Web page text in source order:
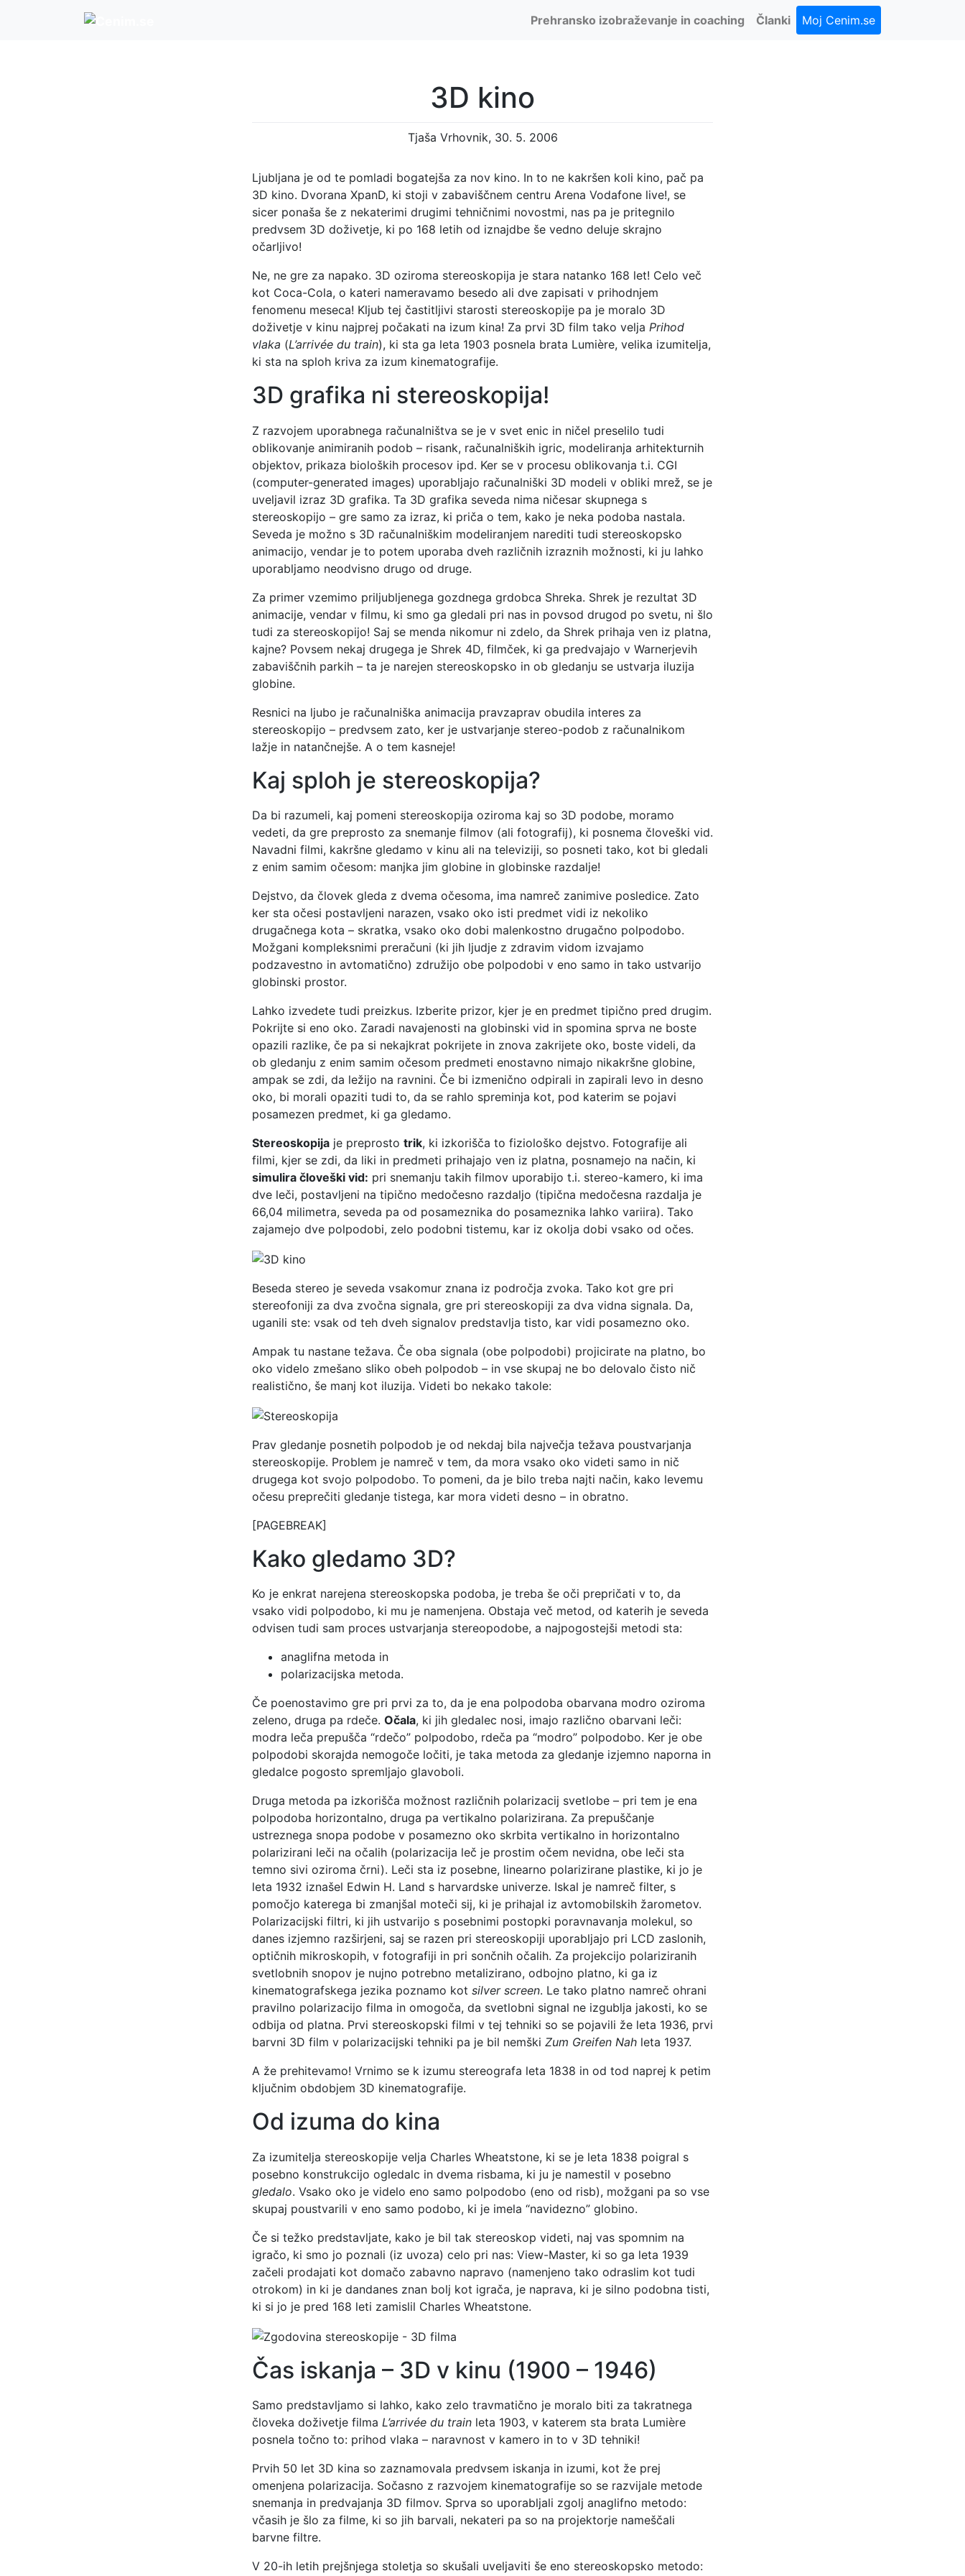
Prehransko izobraževanje in coaching Članki Moj Cenim.se
3D kino
Tjaša Vrhovnik, 30. 5. 2006
Ljubljana je od te pomladi bogatejša za nov kino. In to ne kakršen koli kino, pač pa
3D kino. Dvorana XpanD, ki stoji v zabaviščnem centru Arena Vodafone live!, se
sicer ponaša še z nekaterimi drugimi tehničnimi novostmi, nas pa je pritegnilo
predvsem 3D doživetje, ki po 168 letih od iznajdbe še vedno deluje skrajno
očarljivo!
Ne, ne gre za napako. 3D oziroma stereoskopija je stara natanko 168 let! Celo več
kot Coca-Cola, o kateri nameravamo besedo ali dve zapisati v prihodnjem
fenomenu meseca! Kljub tej častitljivi starosti stereoskopije pa je moralo 3D
doživetje v kinu najprej počakati na izum kina! Za prvi 3D film tako velja Prihod
vlaka (L’arrivée du train), ki sta ga leta 1903 posnela brata Lumière, velika izumitelja,
ki sta na sploh kriva za izum kinematografije.
3D grafika ni stereoskopija!
Z razvojem uporabnega računalništva se je v svet enic in ničel preselilo tudi
oblikovanje animiranih podob – risank, računalniških igric, modeliranja arhitekturnih
objektov, prikaza bioloških procesov ipd. Ker se v procesu oblikovanja t.i. CGI
(computer-generated images) uporabljajo računalniški 3D modeli v obliki mrež, se je
uveljavil izraz 3D grafika. Ta 3D grafika seveda nima ničesar skupnega s
stereoskopijo – gre samo za izraz, ki priča o tem, kako je neka podoba nastala.
Seveda je možno s 3D računalniškim modeliranjem narediti tudi stereoskopsko
animacijo, vendar je to potem uporaba dveh različnih izraznih možnosti, ki ju lahko
uporabljamo neodvisno drugo od druge.
Za primer vzemimo priljubljenega gozdnega grdobca Shreka. Shrek je rezultat 3D
animacije, vendar v filmu, ki smo ga gledali pri nas in povsod drugod po svetu, ni šlo
tudi za stereoskopijo! Saj se menda nikomur ni zdelo, da Shrek prihaja ven iz platna,
kajne? Povsem nekaj drugega je Shrek 4D, filmček, ki ga predvajajo v Warnerjevih
zabaviščnih parkih – ta je narejen stereoskopsko in ob gledanju se ustvarja iluzija
globine.
Resnici na ljubo je računalniška animacija pravzaprav obudila interes za
stereoskopijo – predvsem zato, ker je ustvarjanje stereo-podob z računalnikom
lažje in natančnejše. A o tem kasneje!
Kaj sploh je stereoskopija?
Da bi razumeli, kaj pomeni stereoskopija oziroma kaj so 3D podobe, moramo
vedeti, da gre preprosto za snemanje filmov (ali fotografij), ki posnema človeški vid.
Navadni filmi, kakršne gledamo v kinu ali na televiziji, so posneti tako, kot bi gledali
z enim samim očesom: manjka jim globine in globinske razdalje!
Dejstvo, da človek gleda z dvema očesoma, ima namreč zanimive posledice. Zato
ker sta očesi postavljeni narazen, vsako oko isti predmet vidi iz nekoliko
drugačnega kota – skratka, vsako oko dobi malenkostno drugačno polpodobo.
Možgani kompleksnimi preračuni (ki jih ljudje z zdravim vidom izvajamo
podzavestno in avtomatično) združijo obe polpodobi v eno samo in tako ustvarijo
globinski prostor.
Lahko izvedete tudi preizkus. Izberite prizor, kjer je en predmet tipično pred drugim.
Pokrijte si eno oko. Zaradi navajenosti na globinski vid in spomina sprva ne boste
opazili razlike, če pa si nekajkrat pokrijete in znova zakrijete oko, boste videli, da
ob gledanju z enim samim očesom predmeti enostavno nimajo nikakršne globine,
ampak se zdi, da ležijo na ravnini. Če bi izmenično odpirali in zapirali levo in desno
oko, bi morali opaziti tudi to, da se rahlo spreminja kot, pod katerim se pojavi
posamezen predmet, ki ga gledamo.
Stereoskopija je preprosto trik, ki izkorišča to fiziološko dejstvo. Fotografije ali
filmi, kjer se zdi, da liki in predmeti prihajajo ven iz platna, posnamejo na način, ki
simulira človeški vid: pri snemanju takih filmov uporabijo t.i. stereo-kamero, ki ima
dve leči, postavljeni na tipično medočesno razdaljo (tipična medočesna razdalja je
66,04 milimetra, seveda pa od posameznika do posameznika lahko variira). Tako
zajamejo dve polpodobi, zelo podobni tistemu, kar iz okolja dobi vsako od očes.
Beseda stereo je seveda vsakomur znana iz področja zvoka. Tako kot gre pri
stereofoniji za dva zvočna signala, gre pri stereoskopiji za dva vidna signala. Da,
uganili ste: vsak od teh dveh signalov predstavlja tisto, kar vidi posamezno oko.
Ampak tu nastane težava. Če oba signala (obe polpodobi) projicirate na platno, bo
oko videlo zmešano sliko obeh polpodob – in vse skupaj ne bo delovalo čisto nič
realistično, še manj kot iluzija. Videti bo nekako takole:
Prav gledanje posnetih polpodob je od nekdaj bila največja težava poustvarjanja
stereoskopije. Problem je namreč v tem, da mora vsako oko videti samo in nič
drugega kot svojo polpodobo. To pomeni, da je bilo treba najti način, kako levemu
očesu preprečiti gledanje tistega, kar mora videti desno – in obratno.
[PAGEBREAK]
Kako gledamo 3D?
Ko je enkrat narejena stereoskopska podoba, je treba še oči prepričati v to, da
vsako vidi polpodobo, ki mu je namenjena. Obstaja več metod, od katerih je seveda
odvisen tudi sam proces ustvarjanja stereopodobe, a najpogostejši metodi sta:
anaglifna metoda in
polarizacijska metoda.
Če poenostavimo gre pri prvi za to, da je ena polpodoba obarvana modro oziroma
zeleno, druga pa rdeče. Očala, ki jih gledalec nosi, imajo različno obarvani leči:
modra leča prepušča “rdečo” polpodobo, rdeča pa “modro” polpodobo. Ker je obe
polpodobi skorajda nemogoče ločiti, je taka metoda za gledanje izjemno naporna in
gledalce pogosto spremljajo glavoboli.
Druga metoda pa izkorišča možnost različnih polarizacij svetlobe – pri tem je ena
polpodoba horizontalno, druga pa vertikalno polarizirana. Za prepuščanje
ustreznega snopa podobe v posamezno oko skrbita vertikalno in horizontalno
polarizirani leči na očalih (polarizacija leč je prostim očem nevidna, obe leči sta
temno sivi oziroma črni). Leči sta iz posebne, linearno polarizirane plastike, ki jo je
leta 1932 iznašel Edwin H. Land s harvardske univerze. Iskal je namreč filter, s
pomočjo katerega bi zmanjšal moteči sij, ki je prihajal iz avtomobilskih žarometov.
Polarizacijski filtri, ki jih ustvarijo s posebnimi postopki poravnavanja molekul, so
danes izjemno razširjeni, saj se razen pri stereoskopiji uporabljajo pri LCD zaslonih,
optičnih mikroskopih, v fotografiji in pri sončnih očalih. Za projekcijo polariziranih
svetlobnih snopov je nujno potrebno metalizirano, odbojno platno, ki ga iz
kinematografskega jezika poznamo kot silver screen. Le tako platno namreč ohrani
pravilno polarizacijo filma in omogoča, da svetlobni signal ne izgublja jakosti, ko se
odbija od platna. Prvi stereoskopski filmi v tej tehniki so se pojavili že leta 1936, prvi
barvni 3D film v polarizacijski tehniki pa je bil nemški Zum Greifen Nah leta 1937.
A že prehitevamo! Vrnimo se k izumu stereografa leta 1838 in od tod naprej k petim
ključnim obdobjem 3D kinematografije.
Od izuma do kina
Za izumitelja stereoskopije velja Charles Wheatstone, ki se je leta 1838 poigral s
posebno konstrukcijo ogledalc in dvema risbama, ki ju je namestil v posebno
gledalo. Vsako oko je videlo eno samo polpodobo (eno od risb), možgani pa so vse
skupaj poustvarili v eno samo podobo, ki je imela “navidezno” globino.
Če si težko predstavljate, kako je bil tak stereoskop videti, naj vas spomnim na
igračo, ki smo jo poznali (iz uvoza) celo pri nas: View-Master, ki so ga leta 1939
začeli prodajati kot domačo zabavno napravo (namenjeno tako odraslim kot tudi
otrokom) in ki je dandanes znan bolj kot igrača, je naprava, ki je silno podobna tisti,
ki si jo je pred 168 leti zamislil Charles Wheatstone.
Čas iskanja – 3D v kinu (1900 – 1946)
Samo predstavljamo si lahko, kako zelo travmatično je moralo biti za takratnega
človeka doživetje filma L’arrivée du train leta 1903, v katerem sta brata Lumière
posnela točno to: prihod vlaka – naravnost v kamero in to v 3D tehniki!
Prvih 50 let 3D kina so zaznamovala predvsem iskanja in izumi, kot že prej
omenjena polarizacija. Sočasno z razvojem kinematografije so se razvijale metode
snemanja in predvajanja 3D filmov. Sprva so uporabljali zgolj anaglifno metodo:
včasih je šlo za filme, ki so jih barvali, nekateri pa so na projektorje nameščali
barvne filtre.
V 20-ih letih prejšnjega stoletja so skušali uveljaviti še eno stereoskopsko metodo: